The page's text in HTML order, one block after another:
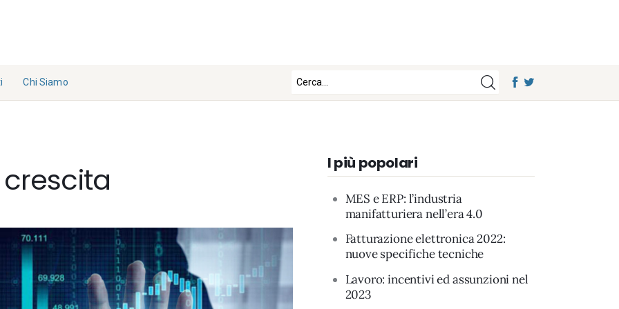
Chi Siamo
Collabo
ra con
Contat
ti
I più popolari
MES e ERP: l’industria
manifatturiera nell’era 4.0
Fatturazione elettronica 2022:
nuove specifiche tecniche
Lavoro: incentivi ed assunzioni nel
2023